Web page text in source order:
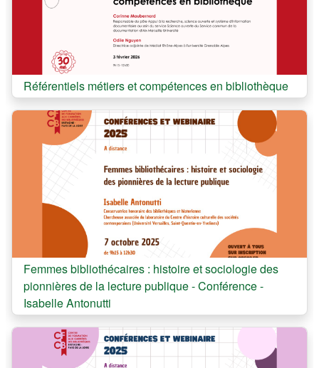
Cours:
Référentiels métiers et compétences en bibliothèque
Cours:
Femmes bibliothécaires : histoire et sociologie des
pionnières de la lecture publique - Conférence -
Isabelle Antonutti